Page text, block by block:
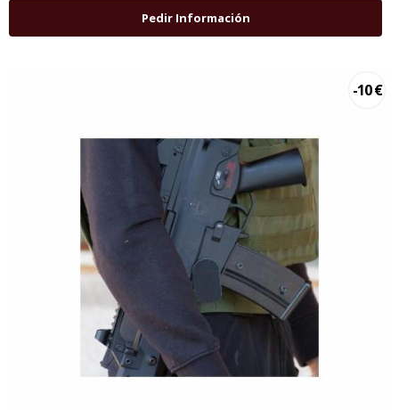
Pedir Información
-10 €